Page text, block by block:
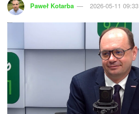
Paweł Kotarba 2026-05-11 09:33